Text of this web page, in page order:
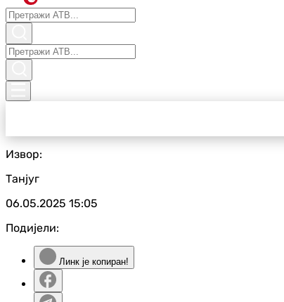
Извор:
Танјуг
06.05.2025 15:05
Подијели:
Линк је копиран!